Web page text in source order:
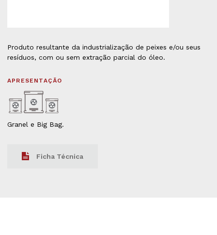
APRESENTAÇÃO
Granel e Big Bag.
Ficha Técnica
Produto resultante da industrialização de peixes e/ou seus
resíduos, com ou sem extração parcial do óleo.